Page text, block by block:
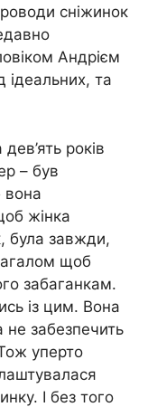
сніжинок
Андрієм
та
років
– був
вона
жінка
була завжди,
щоб
забaганкам.
із цим. Вона
не забезпечить
уперто
І без того